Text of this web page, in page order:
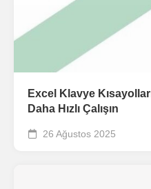
Excel Klavye
Daha Hızlı Çalışın
26 Ağustos 2025